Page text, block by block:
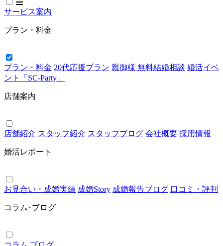
サービス案内
プラン・料金
プラン・料金 20代応援プラン 親御様 無料結婚相談 婚活イベ
ント「SC-Party」
店舗案内
店舗紹介 スタッフ紹介 スタッフブログ 会社概要 採用情報
婚活レポート
お見合い・成婚実績 成婚Story 成婚報告ブログ 口コミ・評判
コラム･ブログ